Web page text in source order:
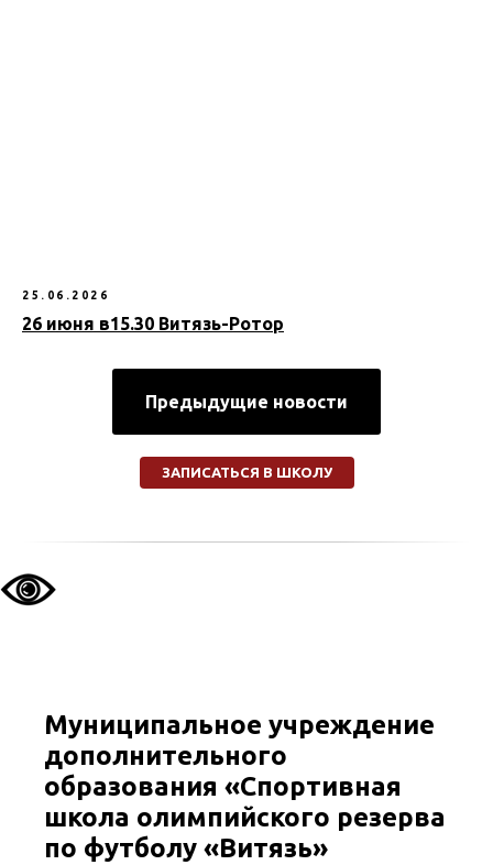
25.06.2026
26 июня в15.30 Витязь-Ротор
Предыдущие новости
ЗАПИСАТЬСЯ В ШКОЛУ
Муниципальное учреждение
дополнительного
образования «Спортивная
школа олимпийского резерва
по футболу «Витязь»